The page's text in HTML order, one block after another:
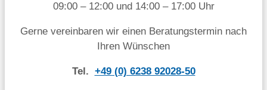
09:00 – 12:00 und 14:00 – 17:00 Uhr
Gerne vereinbaren wir einen Beratungstermin nach
Ihren Wünschen
Tel. +49 (0) 6238 92028-50